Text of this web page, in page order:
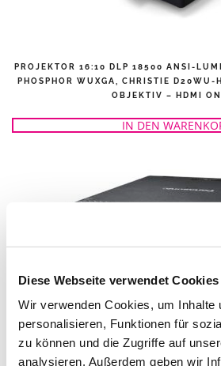
Diese Webseite verwendet Cookies
Wir verwenden Cookies, um Inhalte
personalisieren, Funktionen für
zu können und die Zugriffe auf
analysieren. Außerdem geben wir
PROJEKTOR 16:10 DLP 18500 ANSI-
PHOSPHOR WUXGA, CHRISTIE
OBJEKTIV – HDMI
IN DEN
PANASONIC PT-DZ21K2